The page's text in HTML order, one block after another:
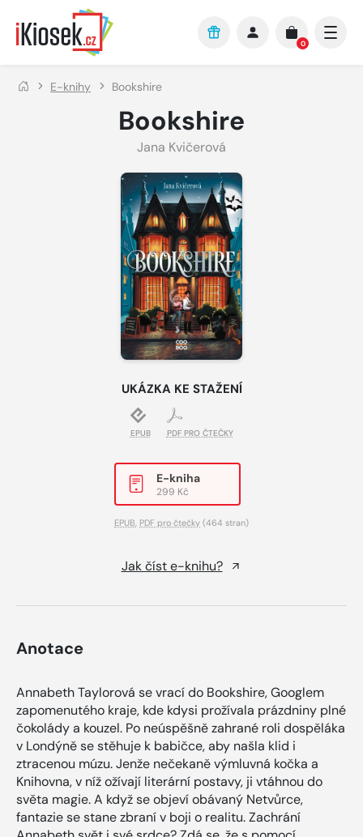
Přejít na hlavní obsah
0
E-knihy Bookshire
Bookshire
Jana Kvičerová
UKÁZKA KE STAŽENÍ
EPUB PDF PRO ČTEČKY
E-kniha
299 Kč
EPUB, PDF pro čtečky (464 stran)
Jak číst e-knihu?
Anotace
Annabeth Taylorová se vrací do Bookshire, Googlem
zapomenutého kraje, kde kdysi prožívala prázdniny plné
čokolády a kouzel. Po neúspěšně zahrané roli dospěláka
v Londýně se stěhuje k babičce, aby našla klid i
ztracenou múzu. Jenže nečekaně výmluvná kočka a
Knihovna, v níž ožívají literární postavy, ji vtáhnou do
světa magie. A když se objeví obávaný Netvůrce,
fantazie se stane zbraní v boji o realitu. Zachrání